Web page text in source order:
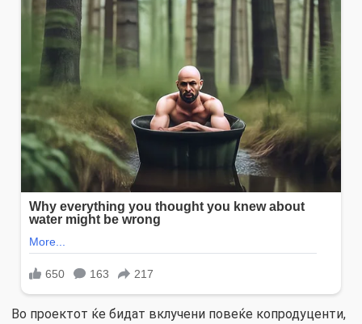
Во проектот ќе бидат вклучени повеќе копродуценти,